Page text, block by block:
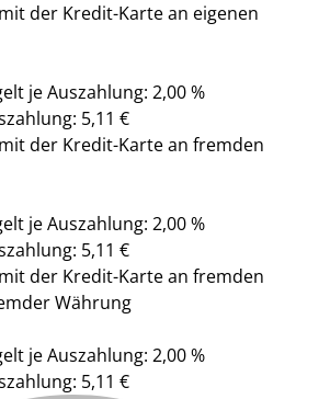
der Kredit-Karte an eigenen
je Auszahlung: 2,00 %
5,11 €
der Kredit-Karte an fremden
je Auszahlung: 2,00 %
5,11 €
der Kredit-Karte an fremden
Währung
je Auszahlung: 2,00 %
5,11 €